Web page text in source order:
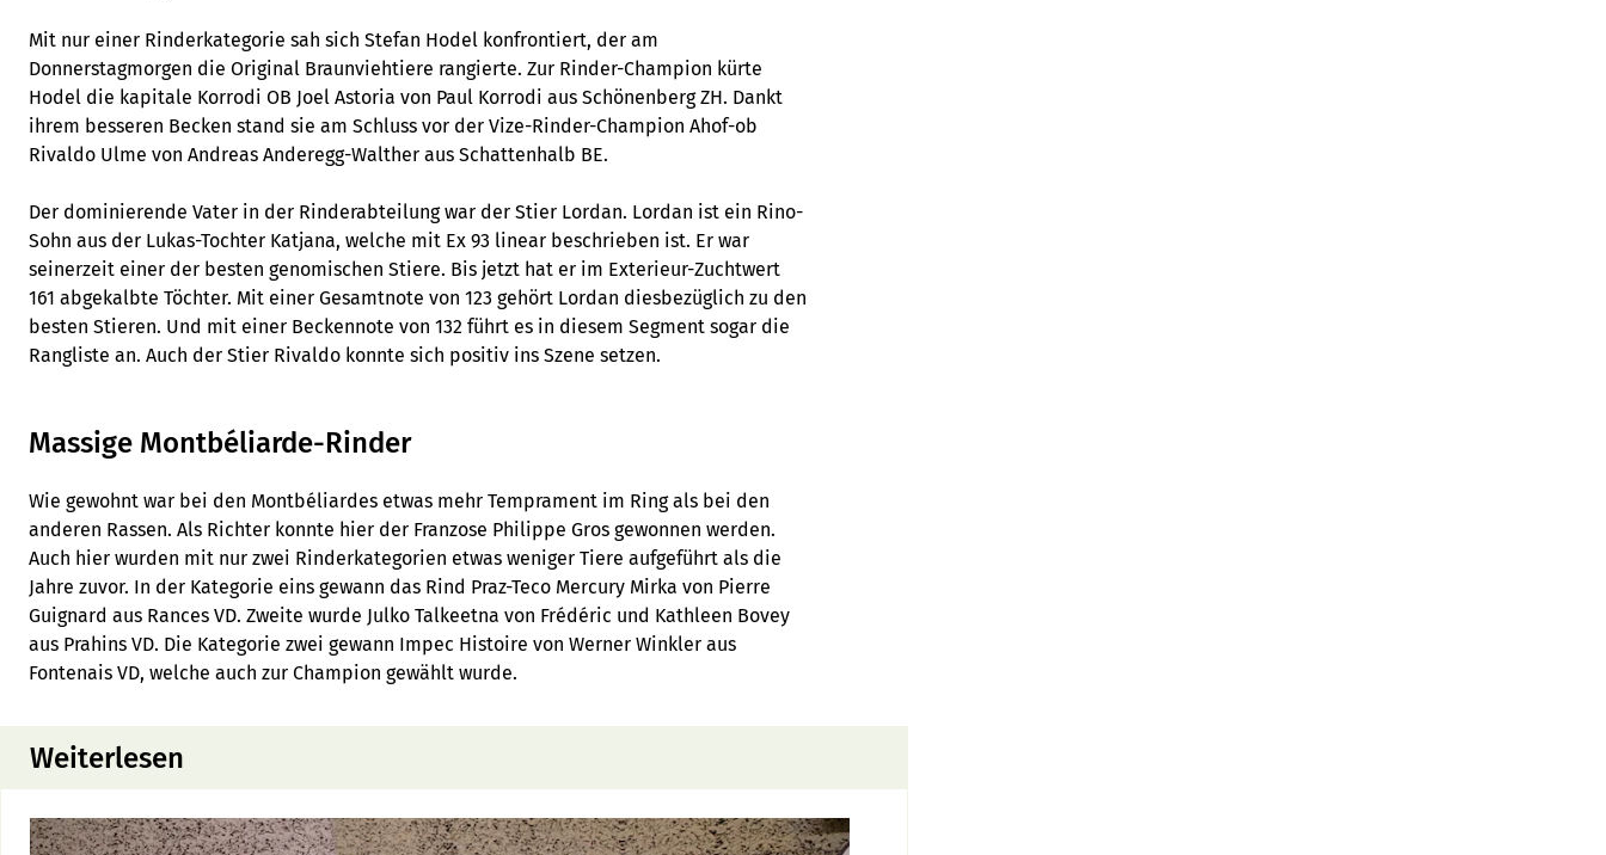
Mit nur einer Rinderkategorie sah sich Stefan Hodel konfrontiert, der am
Donnerstagmorgen die Original Braunviehtiere rangierte. Zur Rinder-Champion kürte
Hodel die kapitale Korrodi OB Joel Astoria von Paul Korrodi aus Schönenberg ZH. Dankt
ihrem besseren Becken stand sie am Schluss vor der Vize-Rinder-Champion Ahof-ob
Rivaldo Ulme von Andreas Anderegg-Walther aus Schattenhalb BE.
Der dominierende Vater in der Rinderabteilung war der Stier Lordan. Lordan ist ein Rino-
Sohn aus der Lukas-Tochter Katjana, welche mit Ex 93 linear beschrieben ist. Er war
seinerzeit einer der besten genomischen Stiere. Bis jetzt hat er im Exterieur-Zuchtwert
161 abgekalbte Töchter. Mit einer Gesamtnote von 123 gehört Lordan diesbezüglich zu den
besten Stieren. Und mit einer Beckennote von 132 führt es in diesem Segment sogar die
Rangliste an. Auch der Stier Rivaldo konnte sich positiv ins Szene setzen.
Massige Montbéliarde-Rinder
Wie gewohnt war bei den Montbéliardes etwas mehr Temprament im Ring als bei den
anderen Rassen. Als Richter konnte hier der Franzose Philippe Gros gewonnen werden.
Auch hier wurden mit nur zwei Rinderkategorien etwas weniger Tiere aufgeführt als die
Jahre zuvor. In der Kategorie eins gewann das Rind Praz-Teco Mercury Mirka von Pierre
Guignard aus Rances VD. Zweite wurde Julko Talkeetna von Frédéric und Kathleen Bovey
aus Prahins VD. Die Kategorie zwei gewann Impec Histoire von Werner Winkler aus
Fontenais VD, welche auch zur Champion gewählt wurde.
Weiterlesen